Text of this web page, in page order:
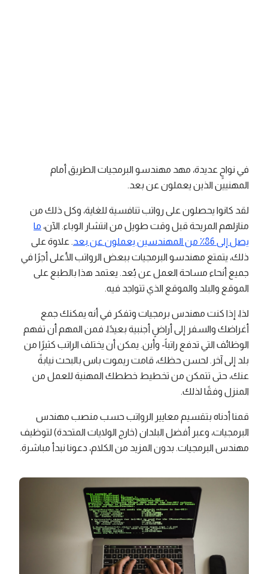
في نواحٍ عديدة، مهد مهندسو البرمجيات الطريق أمام
المهنيين الذين يعملون عن بعد.
لقد كانوا يحصلون على رواتب تنافسية للغاية، وكل ذلك من
منازلهم المريحة قبل وقت طويل من انتشار الوباء. الآن، ما
يصل إلى 86٪ من المهندسين يعملون عن بعد
. علاوة على
ذلك، يتمتع مهندسو البرمجيات ببعض الرواتب الأعلى أجرًا في
جميع أنحاء مساحة العمل عن بُعد. يعتمد هذا بالطبع على
الموقع والبلد والموقع الذي تتواجد فيه.
لذا، إذا كنت مهندس برمجيات وتفكر في أنه يمكنك جمع
أغراضك والسفر إلى أراضٍ أجنبية بعيدًا، فمن المهم أن تفهم
الوظائف التي تدفع راتباً- وأين. يمكن أن يختلف الراتب كثيرًا من
بلد إلى آخر. لحسن حظك، قامت ريموت باس بالبحث نيابةً
عنك، حتى تتمكن من تخطيط خططك المهنية للعمل من
المنزل وفقًا لذلك.
قمنا أدناه بتقسيم معايير الرواتب حسب منصب مهندس
البرمجيات، وعبر أفضل البلدان (خارج الولايات المتحدة) لتوظيف
مهندس البرمجيات. بدون المزيد من الكلام، دعونا نبدأ مباشرة.